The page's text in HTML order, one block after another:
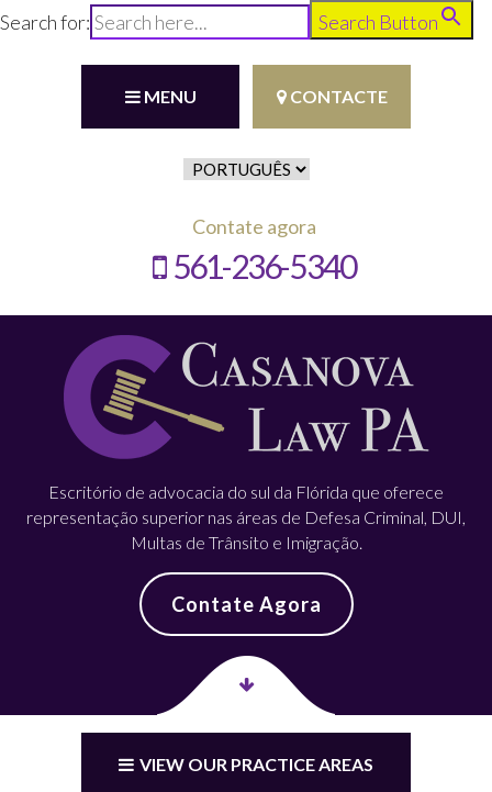
Search for: Search Button
CONTACTE
MENU
Contate agora
561-236-5340
Escritório de advocacia do sul da Flórida que oferece
representação superior nas áreas de Defesa Criminal, DUI,
Multas de Trânsito e Imigração.
Contate Agora
VIEW OUR PRACTICE AREAS